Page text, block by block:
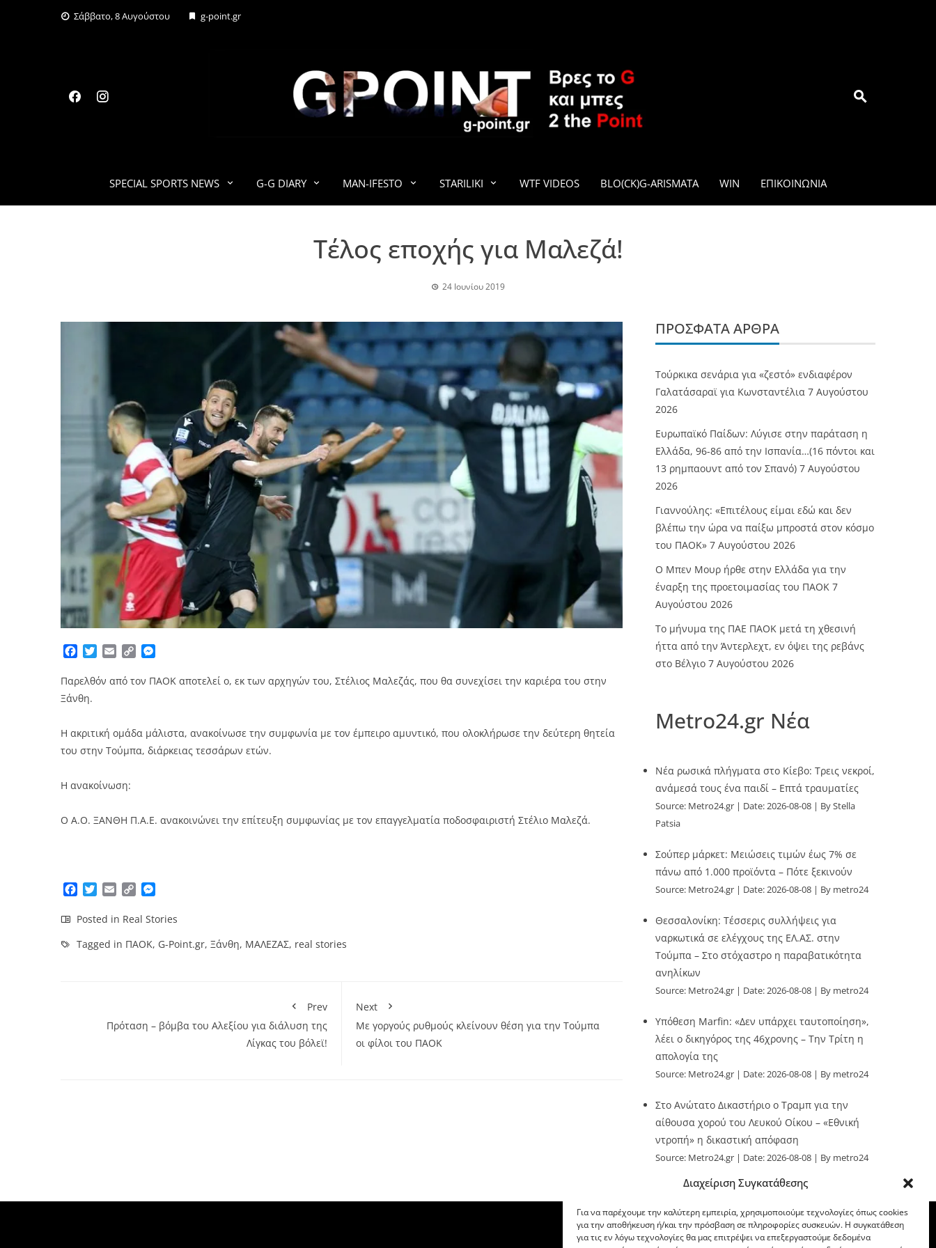
Διαχείριση Συγκατάθεσης
Για να παρέχουμε την καλύτερη εμπειρία, χρησιμοποιούμε τεχνολογίες όπως cookies
για την αποθήκευση ή/και την πρόσβαση σε πληροφορίες συσκευών. Η συγκατάθεση
για τις εν λόγω τεχνολογίες θα μας επιτρέψει να επεξεργαστούμε δεδομένα
Σάββατο, 8 Αυγούστου g-point.gr
G-POINT.GR
SPECIAL SPORTS NEWS G-G DIARY MAN-IFESTO STARILIKI WTF VIDEOS BLO(CK)G-ARISMATA WIN ΕΠΙΚΟΙΝΩΝΊΑ
Τέλος εποχής για Μαλεζά!
24 Ιουνίου 2019
Facebook
TwitterEmailCopy
Παρελθόν από τον ΠΑΟΚ αποτελεί ο, εκ των αρχηγών του, Στέλιος Μαλεζάς, που θα συνεχίσει την καριέρα του στην
Ξάνθη.
Η ακριτική ομάδα μάλιστα, ανακοίνωσε την συμφωνία με τον έμπειρο αμυντικό, που ολοκλήρωσε την δεύτερη θητεία
του στην Τούμπα, διάρκειας τεσσάρων ετών.
Η ανακοίνωση:
Ο Α.Ο. ΞΑΝΘΗ Π.Α.Ε. ανακοινώνει την επίτευξη συμφωνίας με τον επαγγελματία ποδοσφαιριστή Στέλιο Μαλεζά.
Facebook
TwitterEmailCopy
Posted in Real Stories
Tagged in ΠΑΟΚ, G-Point.gr, Ξάνθη, ΜΑΛΕΖΑΣ, real stories
Prev
Πρόταση – βόμβα του Αλεξίου για διάλυση της
Λίγκας του βόλεϊ!
Next
Με γοργούς ρυθμούς κλείνουν θέση για την Τούμπα
οι φίλοι του ΠΑΟΚ
ΠΡΌΣΦΑΤΑ ΆΡΘΡΑ
Τούρκικα σενάρια για «ζεστό» ενδιαφέρον
Γαλατάσαραϊ για Κωνσταντέλια 7 Αυγούστου
2026
Ευρωπαϊκό Παίδων: Λύγισε στην παράταση η
Ελλάδα, 96-86 από την Ισπανία…(16 πόντοι και
13 ρημπαουντ από τον Σπανό) 7 Αυγούστου
2026
Γιαννούλης: «Επιτέλους είμαι εδώ και δεν
βλέπω την ώρα να παίξω μπροστά στον κόσμο
του ΠΑΟΚ» 7 Αυγούστου 2026
O Mπεν Μουρ ήρθε στην Ελλάδα για την
έναρξη της προετοιμασίας του ΠΑΟΚ 7
Αυγούστου 2026
Το μήνυμα της ΠΑΕ ΠΑΟΚ μετά τη χθεσινή
ήττα από την Άντερλεχτ, εν όψει της ρεβάνς
στο Βέλγιο 7 Αυγούστου 2026
Metro24.gr Νέα
Νέα ρωσικά πλήγματα στο Κίεβο: Τρεις νεκροί,
ανάμεσά τους ένα παιδί – Επτά τραυματίες
Source: Metro24.gr Date: 2026-08-08
By Stella
Patsia
Σούπερ μάρκετ: Μειώσεις τιμών έως 7% σε
πάνω από 1.000 προϊόντα – Πότε ξεκινούν
Source: Metro24.gr Date: 2026-08-08 By metro24
Θεσσαλονίκη: Τέσσερις συλλήψεις για
ναρκωτικά σε ελέγχους της ΕΛ.ΑΣ. στην
Τούμπα – Στο στόχαστρο η παραβατικότητα
ανηλίκων
Source: Metro24.gr Date: 2026-08-08 By metro24
Υπόθεση Marfin: «Δεν υπάρχει ταυτοποίηση»,
λέει ο δικηγόρος της 46χρονης – Την Τρίτη η
απολογία της
Source: Metro24.gr Date: 2026-08-08 By metro24
Στο Ανώτατο Δικαστήριο ο Τραμπ για την
αίθουσα χορού του Λευκού Οίκου – «Εθνική
ντροπή» η δικαστική απόφαση
Source: Metro24.gr Date: 2026-08-08 By metro24